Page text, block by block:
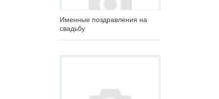
Именные поздравления на
свадьбу